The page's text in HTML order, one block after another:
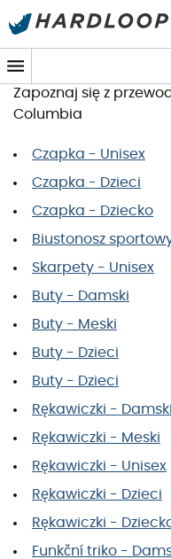
Tabela rozmiarow
Chcesz zamówić
Zapoznaj się z
Columbia
Czapka - Unisex
Czapka - Dzieci
Czapka - Dziecko
Biustonosz
Skarpety - Unisex
Buty - Damski
Buty - Meski
Buty - Dzieci
Buty - Dzieci
Rękawiczki - Damski
Rękawiczki - Meski
Rękawiczki - Unisex
Rękawiczki - Dzieci
Rękawiczki -
Funkční triko -